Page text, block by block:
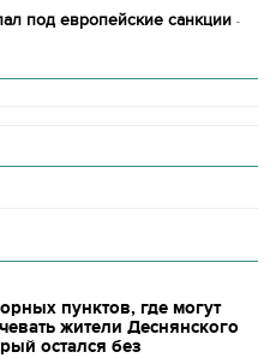
под европейские санкции -
пунктов, где могут
жители Деснянского
остался без